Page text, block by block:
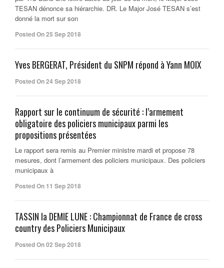
TESAN dénonce sa hiérarchie. DR. Le Major José TESAN s’est
donné la mort sur son
Posted On 25 Sep 2018
Yves BERGERAT, Président du SNPM répond à Yann MOIX
Posted On 24 Sep 2018
Rapport sur le continuum de sécurité : l’armement
obligatoire des policiers municipaux parmi les
propositions présentées
Le rapport sera remis au Premier ministre mardi et propose 78
mesures, dont l’armement des policiers municipaux. Des policiers
municipaux à
Posted On 11 Sep 2018
TASSIN la DEMIE LUNE : Championnat de France de cross
country des Policiers Municipaux
Posted On 02 Sep 2018